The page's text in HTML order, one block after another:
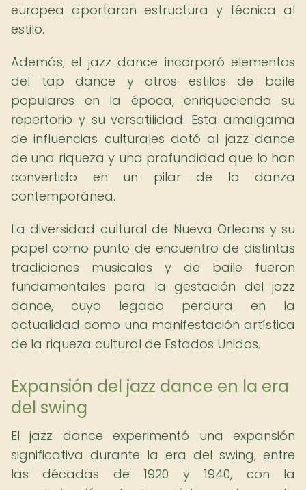
europea aportaron estructura y técnica al
estilo.
Además, el jazz dance incorporó elementos
del tap dance y otros estilos de baile
populares en la época, enriqueciendo su
repertorio y su versatilidad. Esta amalgama
de influencias culturales dotó al jazz dance
de una riqueza y una profundidad que lo han
convertido en un pilar de la danza
contemporánea.
La diversidad cultural de Nueva Orleans y su
papel como punto de encuentro de distintas
tradiciones musicales y de baile fueron
fundamentales para la gestación del jazz
dance, cuyo legado perdura en la
actualidad como una manifestación artística
de la riqueza cultural de Estados Unidos.
Expansión del jazz dance en la era
del swing
El jazz dance experimentó una expansión
significativa durante la era del swing, entre
las décadas de 1920 y 1940, con la